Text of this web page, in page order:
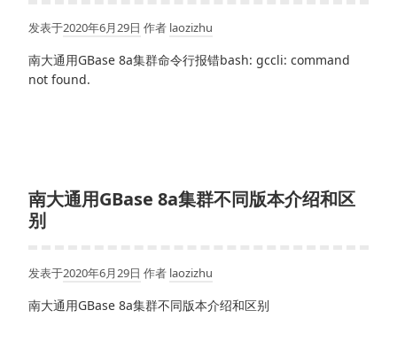
发表于2020年6月29日 作者 laozizhu
南大通用GBase 8a集群命令行报错bash: gccli: command
not found.
南大通用GBase 8a集群不同版本介绍和区
别
发表于2020年6月29日 作者 laozizhu
南大通用GBase 8a集群不同版本介绍和区别